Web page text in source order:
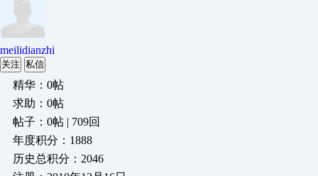
meilidianzhi
关注 私信
精华：0帖
求助：0帖
帖子：0帖 | 709回
年度积分：1888
历史总积分：2046